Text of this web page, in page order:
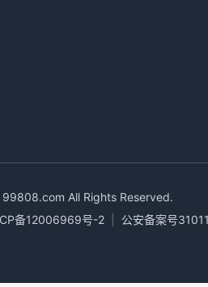
99808.com All Rights Reserved.
备12006969号-2
公安备案号